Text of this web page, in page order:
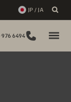
JP / JA
976 6494